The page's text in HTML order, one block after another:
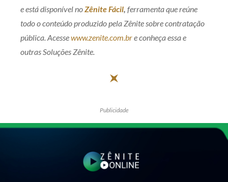
e está disponível noZênite Fácil, ferramenta que reúne
todo o conteúdo produzido pela Zênite sobre contratação
pública. Acessewww.zenite.com.bre conheça essa e
outras Soluções Zênite.
Publicidade